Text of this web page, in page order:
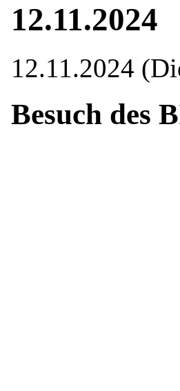
12.11.2024
12.11.2024
Besuch des